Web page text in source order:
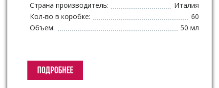
Страна производитель:
Италия
Кол-во в коробке:
60
Объем:
50 мл
ПОДРОБНЕЕ